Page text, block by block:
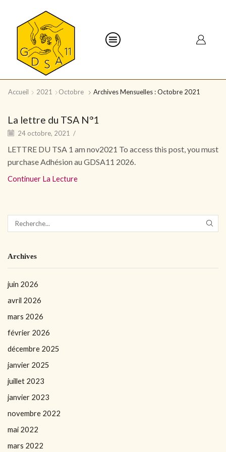
Accueil 2021 Octobre Archives Mensuelles : Octobre 2021
La lettre du TSA N°1
24 octobre, 2021 /
LETTRE DU TSA 1 am nov2021 To access this post, you must
purchase Adhésion au GDSA11 2026.
Continuer La Lecture
Archives
juin 2026
avril 2026
mars 2026
février 2026
décembre 2025
janvier 2025
juillet 2023
janvier 2023
novembre 2022
mai 2022
mars 2022